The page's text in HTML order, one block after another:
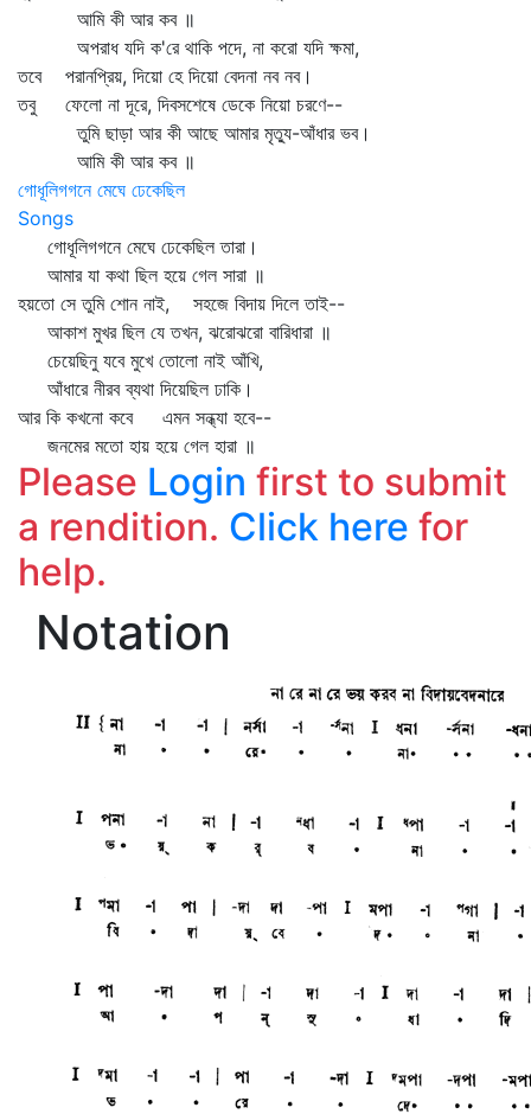
আমি কী আর কব ॥
অপরাধ যদি ক'রে থাকি পদে, না করো যদি ক্ষমা,
তবে পরানপ্রিয়, দিয়ো হে দিয়ো বেদনা নব নব।
তবু ফেলো না দূরে, দিবসশেষে ডেকে নিয়ো চরণে--
তুমি ছাড়া আর কী আছে আমার মৃত্যু-আঁধার ভব।
আমি কী আর কব ॥
গোধূলিগগনে মেঘে ঢেকেছিল
Songs
গোধূলিগগনে মেঘে ঢেকেছিল তারা।
আমার যা কথা ছিল হয়ে গেল সারা ॥
হয়তো সে তুমি শোন নাই, সহজে বিদায় দিলে তাই--
আকাশ মুখর ছিল যে তখন, ঝরোঝরো বারিধারা ॥
চেয়েছিনু যবে মুখে তোলো নাই আঁখি,
আঁধারে নীরব ব্যথা দিয়েছিল ঢাকি।
আর কি কখনো কবে এমন সন্ধ্যা হবে--
জনমের মতো হায় হয়ে গেল হারা ॥
Please Login first to submit
a rendition. Click here for
help.
Notation